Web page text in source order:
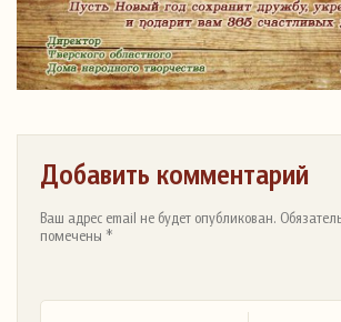
Добавить комментарий
Ваш адрес email не будет опубликован.
помечены *